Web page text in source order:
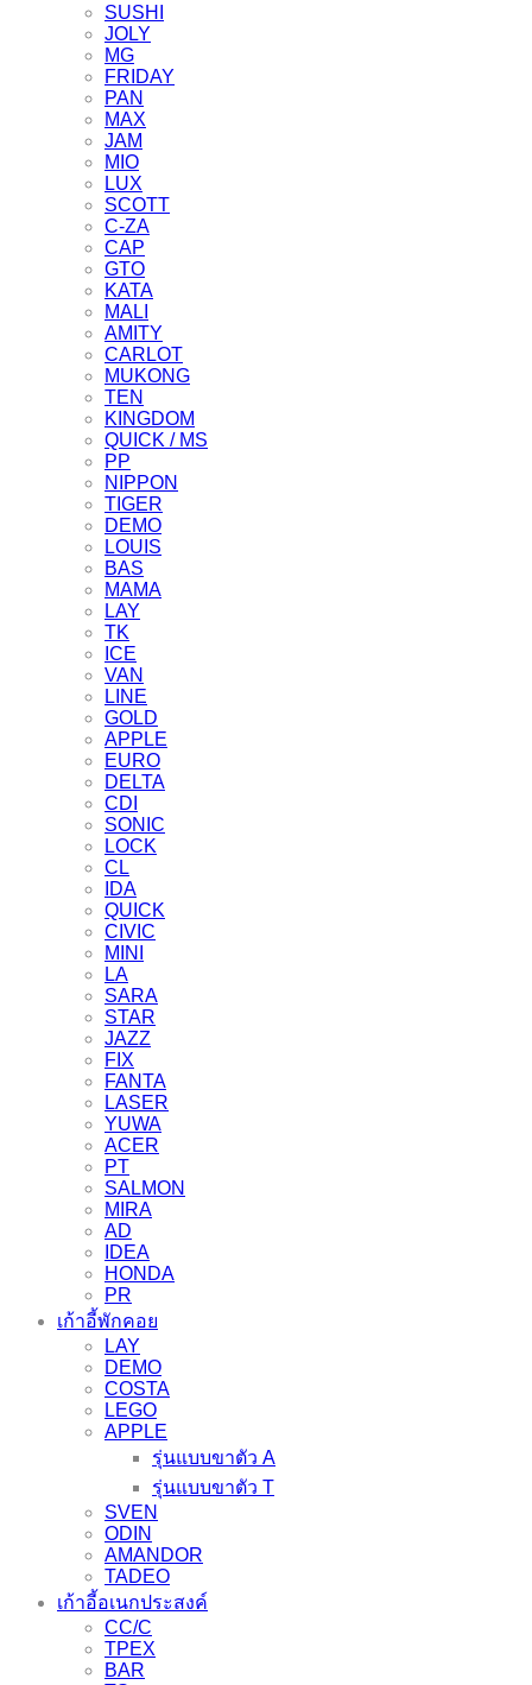
SUSHI
JOLY
MG
FRIDAY
PAN
MAX
JAM
MIO
LUX
SCOTT
C-ZA
CAP
GTO
KATA
MALI
AMITY
CARLOT
MUKONG
TEN
KINGDOM
QUICK / MS
PP
NIPPON
TIGER
DEMO
LOUIS
BAS
MAMA
LAY
TK
ICE
VAN
LINE
GOLD
APPLE
EURO
DELTA
CDI
SONIC
LOCK
CL
IDA
QUICK
CIVIC
MINI
LA
SARA
STAR
JAZZ
FIX
FANTA
LASER
YUWA
ACER
PT
SALMON
MIRA
AD
IDEA
HONDA
PR
เก้าอี้พักคอย
LAY
DEMO
COSTA
LEGO
APPLE
รุ่นแบบขาตัว A
รุ่นแบบขาตัว T
SVEN
ODIN
AMANDOR
TADEO
เก้าอี้อเนกประสงค์
CC/C
TPEX
BAR